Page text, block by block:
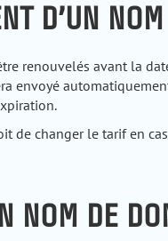
D’UN
renouvelés avant la
envoyé
de changer le tarif en
NOM DE